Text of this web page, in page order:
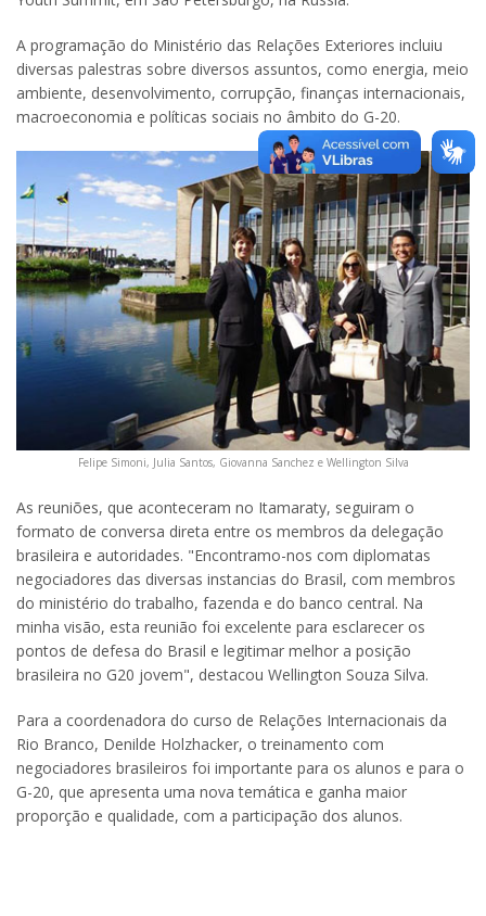
A programação do Ministério das Relações Exteriores incluiu
diversas palestras sobre diversos assuntos, como energia, meio
ambiente, desenvolvimento, corrupção, finanças internacionais,
macroeconomia e políticas sociais no âmbito do G-20.
Felipe Simoni, Julia Santos, Giovanna Sanchez e Wellington Silva
As reuniões, que aconteceram no Itamaraty, seguiram o
formato de conversa direta entre os membros da delegação
brasileira e autoridades. "Encontramo-nos com diplomatas
negociadores das diversas instancias do Brasil, com membros
do ministério do trabalho, fazenda e do banco central. Na
minha visão, esta reunião foi excelente para esclarecer os
pontos de defesa do Brasil e legitimar melhor a posição
brasileira no G20 jovem", destacou Wellington Souza Silva.
Para a coordenadora do curso de Relações Internacionais da
Rio Branco, Denilde Holzhacker, o treinamento com
negociadores brasileiros foi importante para os alunos e para o
G-20, que apresenta uma nova temática e ganha maior
proporção e qualidade, com a participação dos alunos.